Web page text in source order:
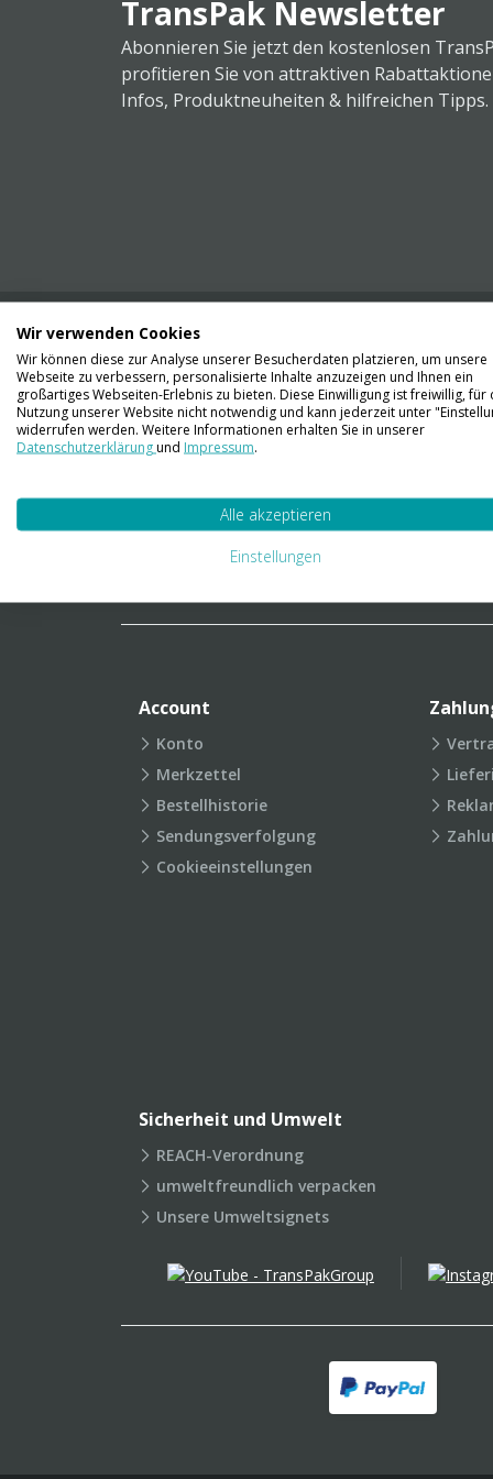
TransPak Newsletter
Abonnieren Sie jetzt den kostenlosen
profitieren Sie von attraktiven
Infos, Produktneuheiten & hilfreichen Tipps.
Kontaktieren Sie uns
061 711 73 56
Verpackungslexikon
FAQ
Account
Konto
Merkzettel
Bestellhistorie
Sendungsverfolgung
Cookieeinstellungen
Sicherheit und Umwelt
REACH-Verordnung
umweltfreundlich verpacken
Unsere Umweltsignets
Wir verwenden Cookies
Wir können diese zur Analyse unserer Besucherdaten platzieren, um unsere
Webseite zu verbessern, personalisierte Inhalte anzuzeigen und Ihnen ein
großartiges Webseiten-Erlebnis zu bieten. Diese Einwilligung ist freiwillig, für
Nutzung unserer Website nicht notwendig und kann jederzeit unter
widerrufen werden. Weitere Informationen erhalten Sie in unserer
Datenschutzerklärungund Impressum.
Alle akzeptieren
Einstellungen